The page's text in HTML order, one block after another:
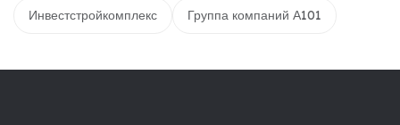
Инвестстройкомплекс Группа компаний А101